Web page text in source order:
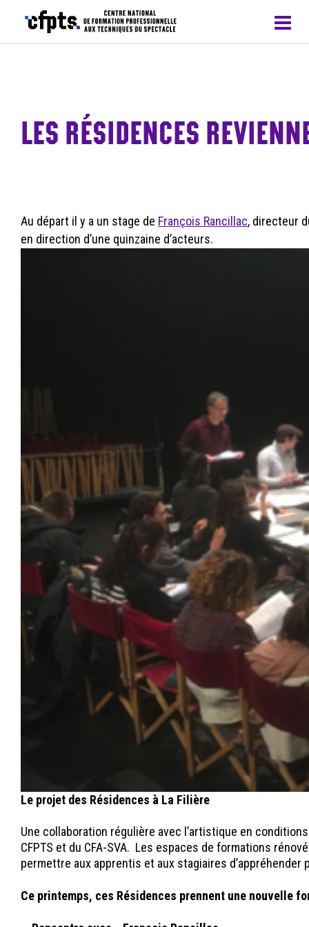
CFPTS – formations en apprentissage
LES RÉSIDENCES
Au départ il y a un stage de François Rancillac, directeur
en direction d’une quinzaine d’acteurs.
Le projet des Résidences à La Filière
Une collaboration régulière avec l’artistique en
CFPTS et du CFA-SVA. Les espaces de formations
permettre aux apprentis et aux stagiaires
Ce printemps, ces Résidences prennent une nouvelle